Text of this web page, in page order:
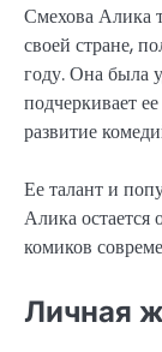
Смехова Алика
своей стране,
году. Она была
подчеркивает
развитие
Ее талант и
Алика
комиков
Личная